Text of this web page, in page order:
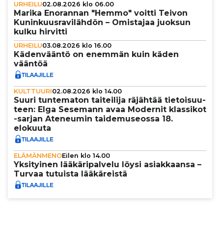
URHEILU02.08.2026 klo 06.00
Marika Enorannan "Hemmo" voitti Teivon
Kunin­kuus­ra­vi­läh­dön – Omistajaa juoksun
kulku hirvitti
URHEILU03.08.2026 klo 16.00
Käden­vääntö on enemmän kuin käden
vääntöä
KULTTUURI02.08.2026 klo 14.00
Suuri tun­te­ma­ton tai­tei­lija räjähtää tie­toi­suu­
teen: Elga Sesemann avaa Modernit klassikot
-sarjan Ateneumin tai­de­mu­se­ossa 18.
elokuuta
ELÄMÄNMENOEilen klo 14.00
Yksi­tyi­nen lää­kä­ri­pal­velu löysi asi­ak­kaansa –
Turvaa tutuista lää­kä­reistä